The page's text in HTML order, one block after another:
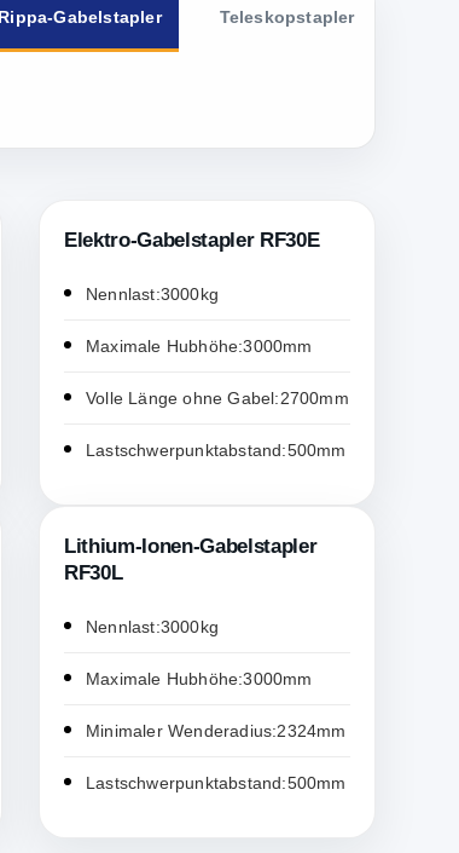
Rippa-Gabelstapler Teleskopstapler
Elektro-Gabelstapler RF30E
Nennlast:3000kg
Maximale Hubhöhe:3000mm
Volle Länge ohne Gabel:2700mm
Lastschwerpunktabstand:500mm
Lithium-Ionen-Gabelstapler
RF30L
Nennlast:3000kg
Maximale Hubhöhe:3000mm
Minimaler Wenderadius:2324mm
Lastschwerpunktabstand:500mm